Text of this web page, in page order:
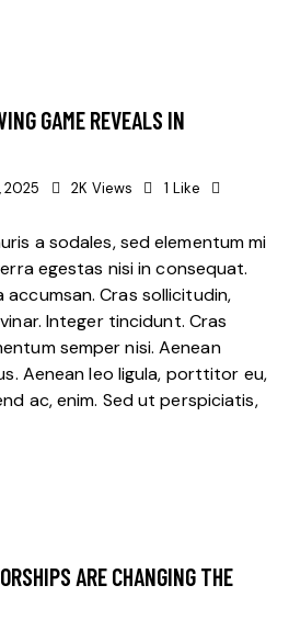
GAME REVEALS IN
2025 2K Views 1 Like
a sodales, sed elementum mi
egestas nisi in consequat.
accumsan. Cras sollicitudin,
Integer tincidunt. Cras
semper nisi. Aenean
Aenean leo ligula, porttitor eu,
ac, enim. Sed ut perspiciatis,
ARE CHANGING THE